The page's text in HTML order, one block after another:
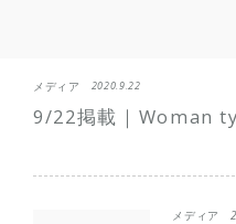
メディア 2020.9.22
9/22掲載｜Woman
メディア